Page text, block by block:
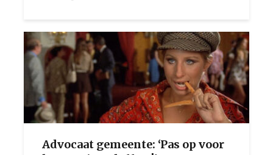
Advocaat gemeente: ‘Pas op voor